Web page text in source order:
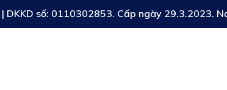
| DKKD số: 0110302853. Cấp ngày 29.3.2023.